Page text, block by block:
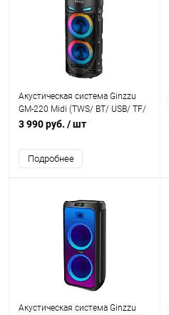
Акустическая система Ginzzu
GM-220 Midi (TWS/ BT/ USB/ TF/
FM/ ДУ)
3 990 руб. / шт
Подробнее
Акустическая система Ginzzu